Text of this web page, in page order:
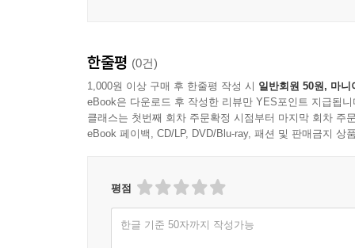
한줄평 (0건)
1,000원 이상 구매 후 한줄평 작성 시 일반회원 50원, 마니
eBook은 다운로드 후 작성한 리뷰만 YES포인트 지급됩니
클래스는 첫번째 회차 주문확정 시점부터 마지막 회차 주
eBook 페이백, CD/LP, DVD/Blu-ray, 패션 및 판매금지 상
평점
한글 기준 50자까지 작성가능